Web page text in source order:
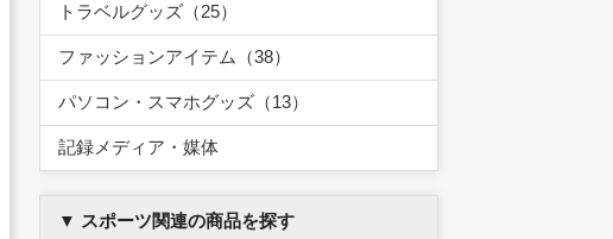
トラベルグッズ（25）
ファッションアイテム（38）
パソコン・スマホグッズ（13）
記録メディア・媒体
▼ スポーツ関連の商品を探す